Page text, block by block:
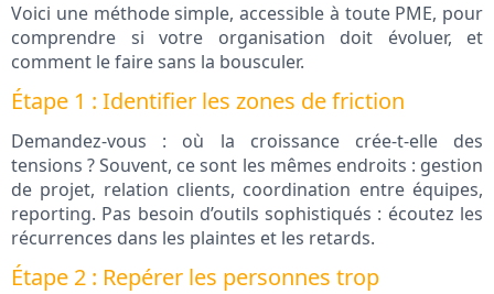
Voici une méthode simple, accessible à toute PME, pour
comprendre si votre organisation doit évoluer, et
comment le faire sans la bousculer.
Étape 1 : Identifier les zones de friction
Demandez-vous : où la croissance crée-t-elle des
tensions ? Souvent, ce sont les mêmes endroits : gestion
de projet, relation clients, coordination entre équipes,
reporting. Pas besoin d’outils sophistiqués : écoutez les
récurrences dans les plaintes et les retards.
Étape 2 : Repérer les personnes trop